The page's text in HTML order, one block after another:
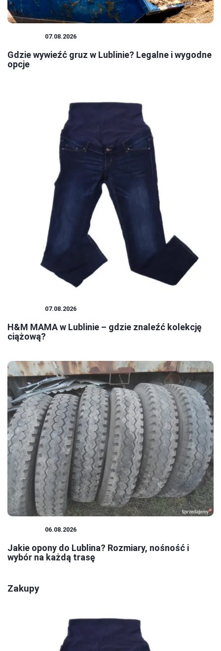
07.08.2026
Gdzie wywieźć gruz w Lublinie? Legalne i wygodne
opcje
07.08.2026
H&M MAMA w Lublinie – gdzie znaleźć kolekcję
ciążową?
06.08.2026
Jakie opony do Lublina? Rozmiary, nośność i
wybór na każdą trasę
Zakupy